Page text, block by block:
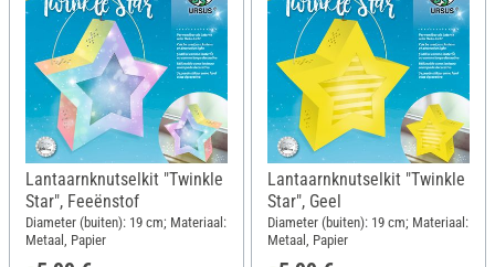
Lantaarnknutselkit "Twinkle
Star", Feeënstof
Diameter (buiten): 19 cm; Materiaal:
Metaal, Papier
Lantaarnknutselkit "Twinkle
Star", Geel
Diameter (buiten): 19 cm; Materiaal:
Metaal, Papier